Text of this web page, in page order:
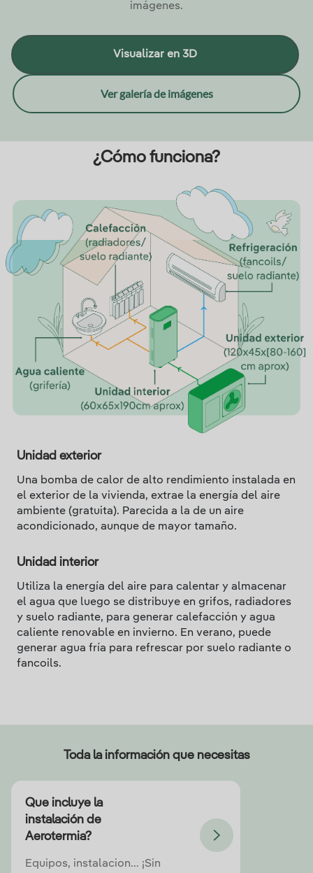
imágenes.
Ver galería de imágenes
Visualizar en 3D
¿Cómo funciona?
Unidad exterior
Una bomba de calor de alto rendimiento instalada en
el exterior de la vivienda, extrae la energía del aire
ambiente (gratuita). Parecida a la de un aire
acondicionado, aunque de mayor tamaño.
Unidad interior
Utiliza la energía del aire para calentar y almacenar
el agua que luego se distribuye en grifos, radiadores
y suelo radiante, para generar calefacción y agua
caliente renovable en invierno. En verano, puede
generar agua fría para refrescar por suelo radiante o
fancoils.
Toda la información que necesitas
Que incluye la
instalación de
Aerotermia?
Equipos, instalacion... ¡Sin